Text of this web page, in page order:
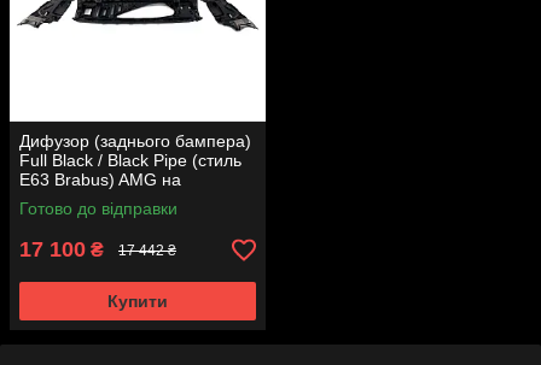
Дифузор (заднього бампера)
Full Black / Black Pipe (стиль
E63 Brabus) AMG на
Mercedes-Benz E-Class W213
2016-2020 року
Готово до відправки
17 100 ₴ 17 442 ₴
Купити